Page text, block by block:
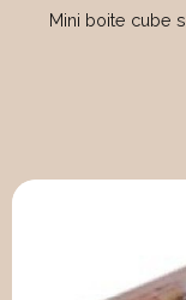
Mini boite cube